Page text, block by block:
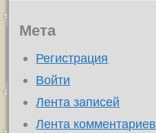
Мета
Регистрация
Войти
Лента записей
Лента комментариев